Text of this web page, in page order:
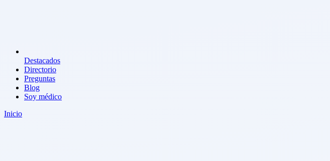
Destacados
Directorio
Preguntas
Blog
Soy médico
Inicio